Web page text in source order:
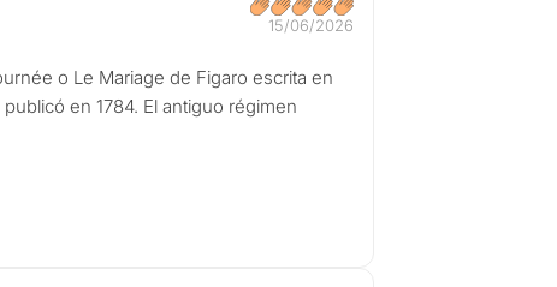
15/06/2026
o Le Mariage de Figaro escrita en
en 1784. El antiguo régimen